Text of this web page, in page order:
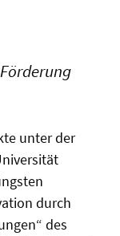
unter der
durch
des